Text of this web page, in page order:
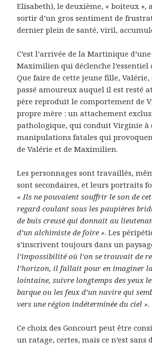
Elisabeth), le deuxième, « boiteux »,
sortir d’un gros sentiment de
dernier plein de santé, viril,
C’est l’arrivée de la Martinique
Maximilien qui déclenche l’essentiel
Que faire de cette jeune fille, Valérie,
passé amoureux auquel il est resté
père reproduit le comportement de
propre mère : un attachement
pathologique, qui conduit Virginie à
manipulations fatales qui
de Valérie et de Maximilien.
Les personnages sont travaillés,
sont secondaires, et leurs portraits
« Ils ne pouvaient souffrir le son de
regard coulant sous les paupières
de buis creusé qui donnait au
d’un alchimiste de foire ». Les
s’inscrivent toujours dans un
l’impossibilité où l’on se trouvait de
l’horizon, il fallait pour en imaginer la
lointaine, suivre longtemps des yeux
barque ou les feux d’un navire qui
vers une région indéterminée du ciel ».
Ce choix des Goncourt peut être
un ratage, certes, mais ce n’est sans